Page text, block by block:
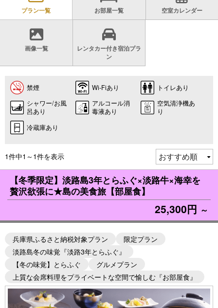
プラン一覧 お部屋一覧 空室カレンダー
画像一覧
レンタカー付き宿泊プラ
ン
禁煙 Wi-Fiあり
トイレあり
シャワー/お風
呂あり
アルコール消
毒液あり
空気清浄機あ
り
冷蔵庫あり
1件中1～1件を表示
【冬季限定】淡路島3年とらふぐ×淡路牛×海幸を
贅沢欲張に★島の美食旅【部屋食】
25,300円 ～
兵庫県ふるさと納税対象プラン
限定プラン
淡路島冬の味覚『淡路3年とらふぐ』
【冬の味覚】とらふぐ
グルメプラン
上質な会席料理をプライベートな空間で愉しむ『お部屋食』